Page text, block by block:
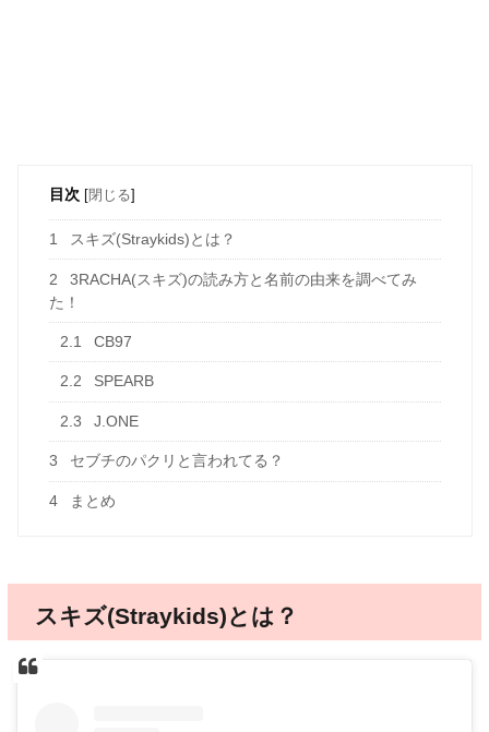
目次 [閉じる]
1 スキズ(Straykids)とは？
2
3RACHA(スキズ)の読み方と名前の由来を調べてみ
た！
2.1 CB97
2.2 SPEARB
2.3 J.ONE
3 セブチのパクリと言われてる？
4 まとめ
スキズ(Straykids)とは？